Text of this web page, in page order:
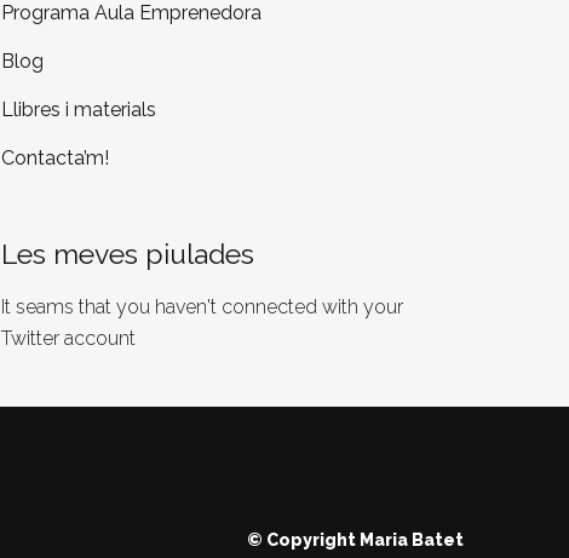
Programa Aula Emprenedora
Blog
Llibres i materials
Contacta’m!
Les meves piulades
It seams that you haven't connected with your
Twitter account
© Copyright Maria Batet